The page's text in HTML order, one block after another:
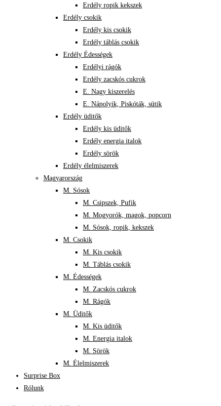
Erdély ropik kekszek
Erdély csokik
Erdély kis csokik
Erdély táblás csokik
Erdély Édességek
Erdélyi rágók
Erdély zacskós cukrok
E. Nagy kiszerelés
E. Nápolyik, Piskóták, sütik
Erdély üditők
Erdély kis üditők
Erdély energia italok
Erdély sörök
Erdély élelmiszerek
Magyarország
M. Sósok
M. Csipszek, Pufik
M. Mogyorók, magok, popcorn
M. Sósok, ropik, kekszek
M. Csokik
M. Kis csokik
M. Táblás csokik
M. Édességek
M. Zacskós cukrok
M. Rágók
M. Üditők
M. Kis üditők
M. Energia italok
M. Sörök
M. Élelmiszerek
Surprise Box
Rólunk